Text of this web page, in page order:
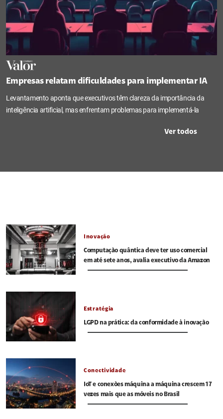
Empresas relatam dificuldades para implementar IA
Levantamento aponta que executivos têm clareza da importância da
inteligência artificial, mas enfrentam problemas para implementá-la
Ver todos
Inovação
Computação quântica deve ter uso comercial
em até sete anos, avalia executivo da Amazon
Estratégia
LGPD na prática: da conformidade à inovação
Conectividade
IoT e conexões máquina a máquina crescem 17
vezes mais que as móveis no Brasil